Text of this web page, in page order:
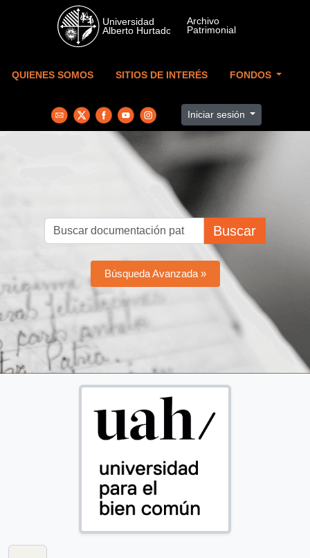
Skip to main content
QUIENES SOMOS SITIOS DE INTERÉS FONDOS
Iniciar sesión
Buscar
Búsqueda Avanzada »